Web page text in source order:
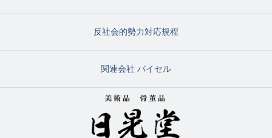
反社会的勢力対応規程
関連会社 バイセル